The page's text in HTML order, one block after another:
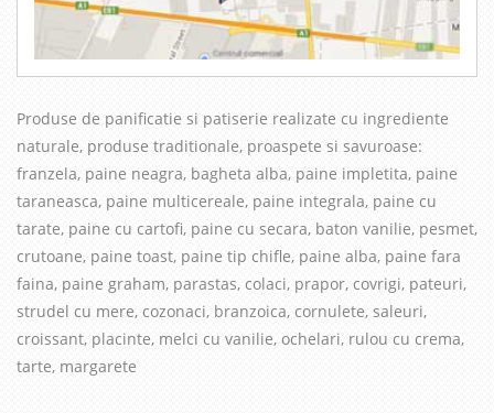
Produse de panificatie si patiserie realizate cu ingrediente
naturale, produse traditionale, proaspete si savuroase:
franzela, paine neagra, bagheta alba, paine impletita, paine
taraneasca, paine multicereale, paine integrala, paine cu
tarate, paine cu cartofi, paine cu secara, baton vanilie, pesmet,
crutoane, paine toast, paine tip chifle, paine alba, paine fara
faina, paine graham, parastas, colaci, prapor, covrigi, pateuri,
strudel cu mere, cozonaci, branzoica, cornulete, saleuri,
croissant, placinte, melci cu vanilie, ochelari, rulou cu crema,
tarte, margarete